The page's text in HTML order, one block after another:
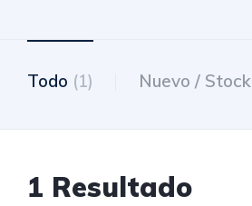
Todo (1) Nuevo / Stock
1 Resultado